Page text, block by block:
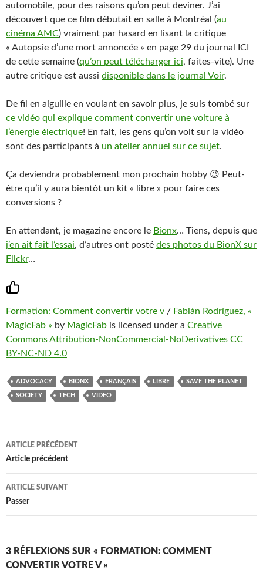
automobile, pour des raisons qu’on peut deviner. J’ai
découvert que ce film débutait en salle à Montréal (au
cinéma AMC) vraiment par hasard en lisant la critique
« Autopsie d’une mort annoncée » en page 29 du journal ICI
de cette semaine (qu’on peut télécharger ici, faites-vite). Une
autre critique est aussi disponible dans le journal Voir.
De fil en aiguille en voulant en savoir plus, je suis tombé sur
ce vidéo qui explique comment convertir une voiture à
l’énergie électrique! En fait, les gens qu’on voit sur la vidéo
sont des participants à un atelier annuel sur ce sujet.
Ça deviendra probablement mon prochain hobby 😉 Peut-
être qu’il y aura bientôt un kit « libre » pour faire ces
conversions ?
En attendant, je magazine encore le Bionx… Tiens, depuis que
j’en ait fait l’essai, d’autres ont posté des photos du BionX sur
Flickr…
Formation: Comment convertir votre v / Fabián Rodríguez, «
MagicFab » by MagicFab is licensed under a Creative
Commons Attribution-NonCommercial-NoDerivatives CC
BY-NC-ND 4.0
ADVOCACY BIONX FRANÇAIS LIBRE SAVE THE PLANET
SOCIETY TECH VIDEO
Navigation
des
articles
ARTICLE PRÉCÉDENT
Article précédent
ARTICLE SUIVANT
Passer
3 RÉFLEXIONS SUR « FORMATION: COMMENT
CONVERTIR VOTRE V »